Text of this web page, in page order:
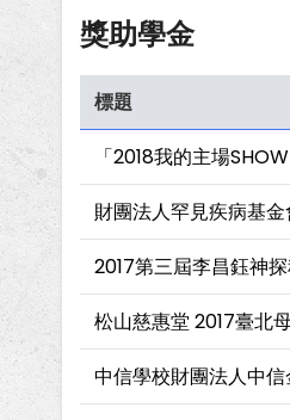
結
獎助學金
標題
「2018我的主場
財團法人罕見疾病基
2017第三屆李昌鈺神
松山慈惠堂 2017臺北
中信學校財團法人中